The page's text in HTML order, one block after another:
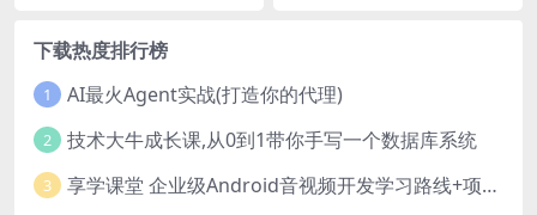
下载热度排行榜
1 AI最火Agent实战(打造你的代理)
2 技术大牛成长课,从0到1带你手写一个数据库系统
3 享学课堂 企业级Android音视频开发学习路线+项目实战（附源码）